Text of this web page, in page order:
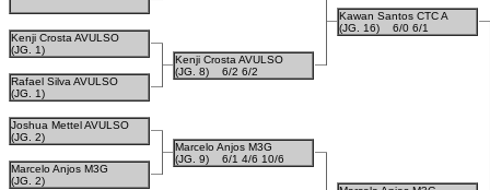
Kenji Crosta AVULSO
(JG. 1)
Rafael Silva AVULSO
(JG. 1)
Joshua Mettel AVULSO
(JG. 2)
Marcelo Anjos M3G
(JG. 2)
Kenji Crosta AVULSO
(JG. 8) 6/2 6/2
Marcelo Anjos M3G
(JG. 9) 6/1 4/6 10/6
Kawan Santos CTC A
(JG. 16) 6/0 6/1